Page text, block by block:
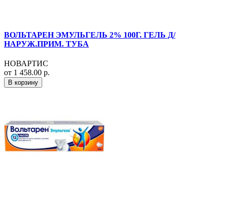
ВОЛЬТАРЕН ЭМУЛЬГЕЛЬ 2% 100Г. ГЕЛЬ Д/
НАРУЖ.ПРИМ. ТУБА
НОВАРТИС
от 1 458.00 р.
В корзину